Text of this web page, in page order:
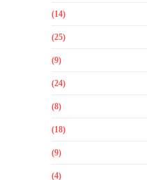
(14)
(25)
(9)
(24)
(8)
(18)
(9)
(4)